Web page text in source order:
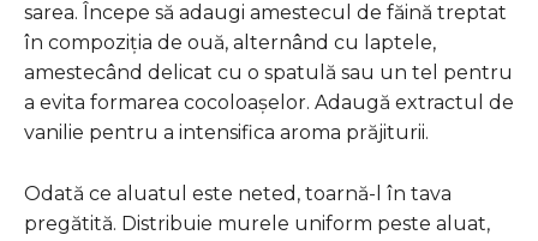
sarea. Începe să adaugi amestecul de făină treptat
în compoziția de ouă, alternând cu laptele,
amestecând delicat cu o spatulă sau un tel pentru
a evita formarea cocoloașelor. Adaugă extractul de
vanilie pentru a intensifica aroma prăjiturii.
Odată ce aluatul este neted, toarnă-l în tava
pregătită. Distribuie murele uniform peste aluat,